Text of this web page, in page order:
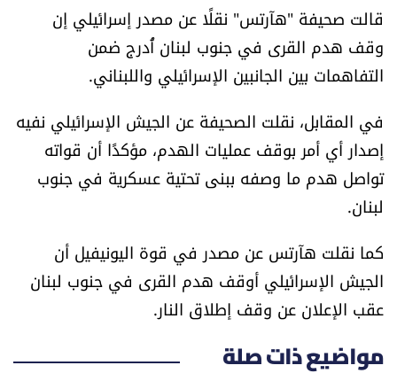
كتّابنا
آراء
اقتصاد
العالم
الصحافة الإسرائيلية
ثقافة وفنون
قالت صحيفة "هآرتس" نقلًا عن مصدر إسرائيلي إن
وقف هدم القرى في جنوب لبنان أُدرج ضمن
التفاهمات بين الجانبين الإسرائيلي واللبناني.
في المقابل، نقلت الصحيفة عن الجيش الإسرائيلي نفيه
إصدار أي أمر بوقف عمليات الهدم، مؤكدًا أن قواته
تواصل هدم ما وصفه ببنى تحتية عسكرية في جنوب
لبنان.
كما نقلت هآرتس عن مصدر في قوة اليونيفيل أن
الجيش الإسرائيلي أوقف هدم القرى في جنوب لبنان
عقب الإعلان عن وقف إطلاق النار.
مواضيع ذات صلة